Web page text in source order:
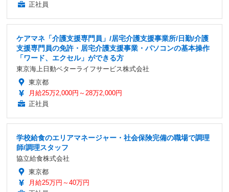
正社員
ケアマネ「介護支援専門員」/居宅介護支援事業所/日勤/介護
支援専門員の免許・居宅介護支援事業・パソコンの基本操作
「ワード、エクセル」ができる方
東京海上日動ベターライフサービス株式会社
東京都
月給25万2,000円～28万2,000円
正社員
学校給食のエリアマネージャー・社会保険完備の職場で調理
師/調理スタッフ
協立給食株式会社
東京都
月給25万円～40万円